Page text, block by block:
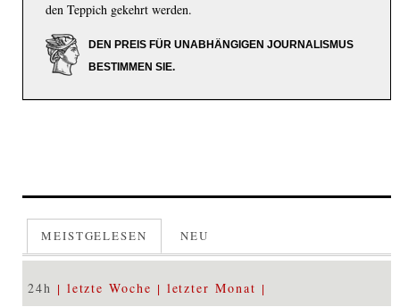
den Teppich gekehrt werden.
DEN PREIS FÜR UNABHÄNGIGEN JOURNALISMUS
BESTIMMEN SIE.
MEISTGELESEN NEU
24h letzte Woche letzter Monat